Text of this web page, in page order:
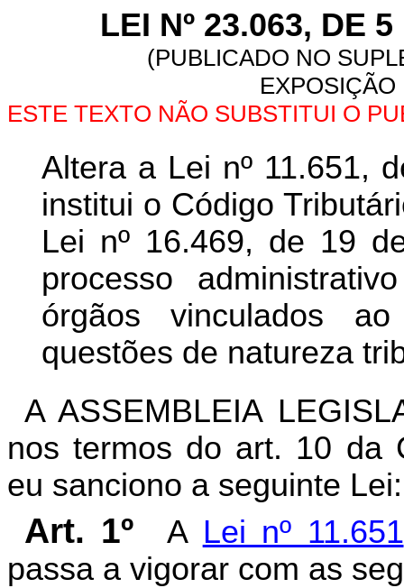
LEI Nº 23.063, DE
(PUBLICADO NO
ESTE TEXTO NÃO SUBSTITUI O
Altera a Lei nº 11.651,
institui o Código
Lei nº 16.469, de 19
processo
órgãos vinculados
questões de natureza
A ASSEMBLEIA
nos termos do art. 10 da
eu sanciono a seguinte Lei:
Art. 1º A Lei nº 11.651
passa a vigorar com as